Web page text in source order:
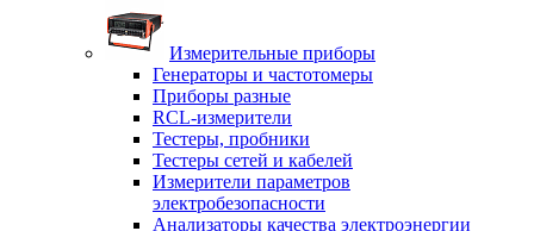
Измерительные приборы
Генераторы и частотомеры
Приборы разные
RCL-измерители
Тестеры, пробники
Тестеры сетей и кабелей
Измерители параметров
электробезопасности
Анализаторы качества электроэнергии